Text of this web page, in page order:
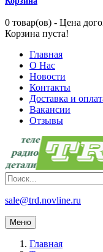
0 товар(ов) - Цена
Корзина пуста!
Главная
О Нас
Новости
Контакты
Доставка и
Вакансии
Отзывы
sale@trd.novline.ru
Меню
Главная